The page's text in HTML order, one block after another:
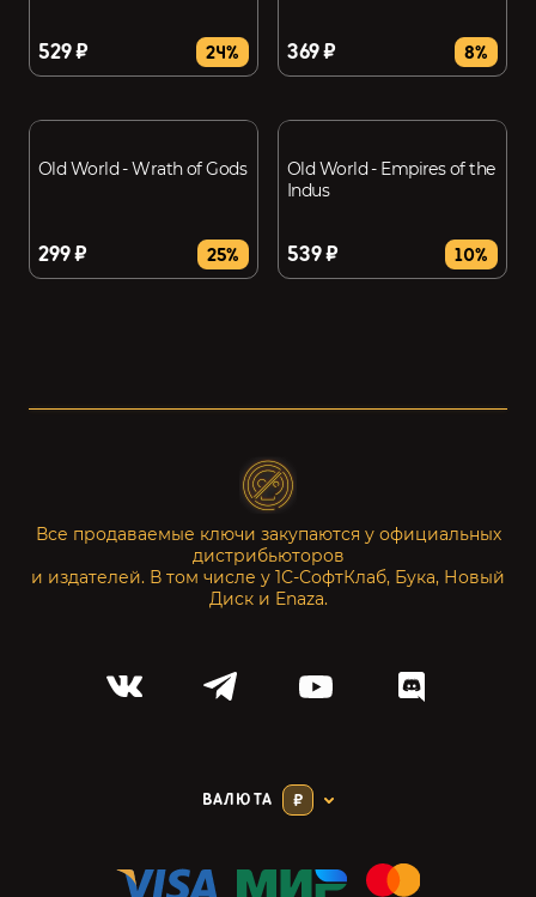
529 ₽ 24% 369 ₽ 8%
Old World - Wrath of Gods
299 ₽ 25%
Old World - Empires of the
Indus
539 ₽ 10%
Все продаваемые ключи закупаются у официальных
дистрибьюторов
и издателей. В том числе у 1С-СофтКлаб, Бука, Новый
Диск и Enaza.
ВАЛЮТА ₽